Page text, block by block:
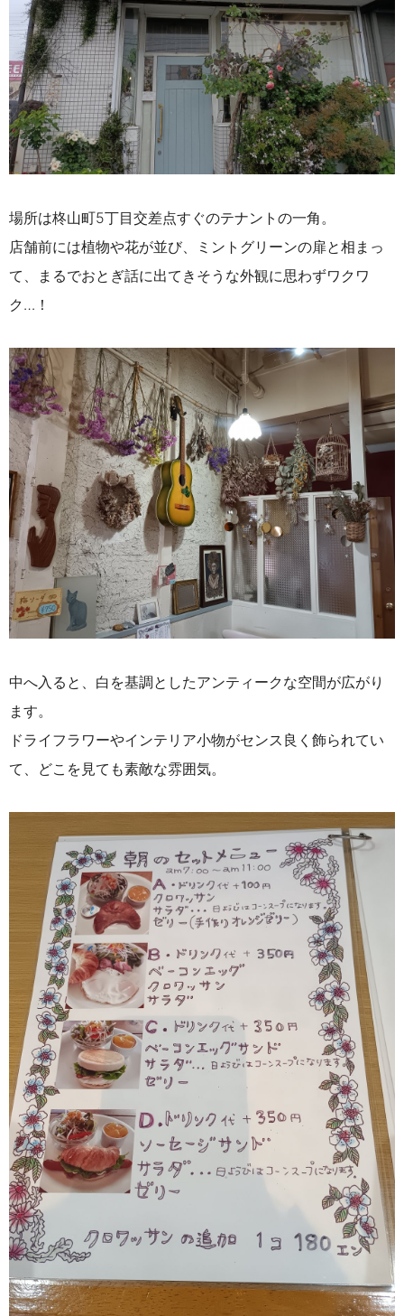
場所は柊山町5丁目交差点すぐのテナントの一角。
店舗前には植物や花が並び、ミントグリーンの扉と相まっ
て、まるでおとぎ話に出てきそうな外観に思わずワクワ
ク…！
中へ入ると、 白を基調としたアンティークな空間が広がり
ます。
ドライフラワーやインテリア小物がセンス良く飾られてい
て、どこを見ても素敵な雰囲気。